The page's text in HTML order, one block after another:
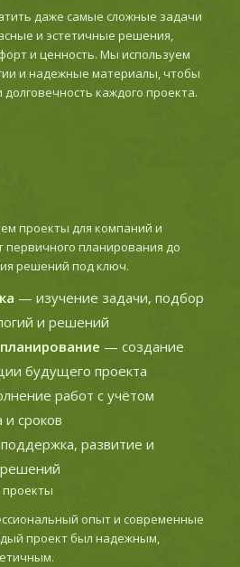
даже самые сложные задачи
и эстетичные решения,
и ценность. Мы используем
и надежные материалы, чтобы
каждого проекта.
проекты для компаний и
планирования до
решений под ключ.
— изучение задачи, подбор
и решений
— создание
будущего проекта
работ с учётом
и сроков
развитие и
опыт и современные
проект был надежным,